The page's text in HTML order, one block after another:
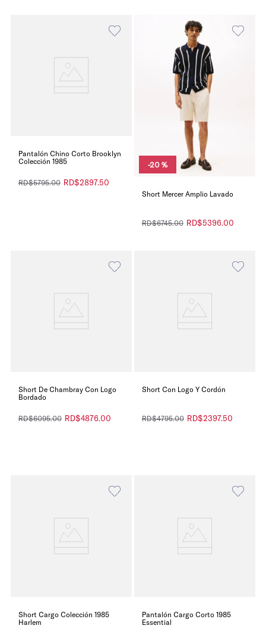
Pantalón Chino Corto Brooklyn
Colección 1985
RD$2897.50
RD$5795.00
-20 %
Short Mercer Amplio Lavado
RD$5396.00
RD$6745.00
Short De Chambray Con Logo
Bordado
RD$4876.00
RD$6095.00
Short Con Logo Y Cordón
RD$2397.50
RD$4795.00
Short Cargo Colección 1985
Harlem
Pantalón Cargo Corto 1985
Essential